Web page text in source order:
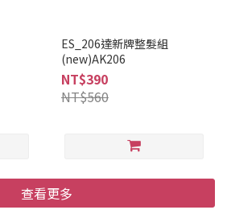
ES_206達新牌整髮組
(new)AK206
NT$390
NT$560
查看更多